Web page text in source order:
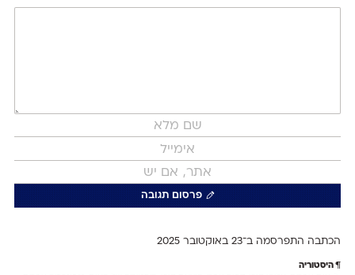
פרסום תגובה
הכתבה התפרסמה ב־23 ב אוקטובר 2025
היסטוריה